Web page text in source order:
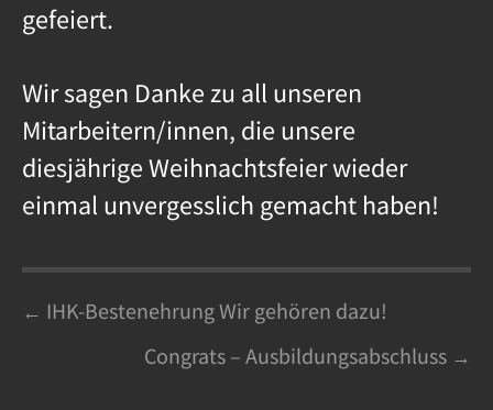
gefeiert.
Wir sagen Danke zu all unseren
Mitarbeitern/innen, die unsere
diesjährige Weihnachtsfeier wieder
einmal unvergesslich gemacht haben!
Posts
navigation
← IHK-Bestenehrung Wir gehören dazu!
Congrats – Ausbildungsabschluss →